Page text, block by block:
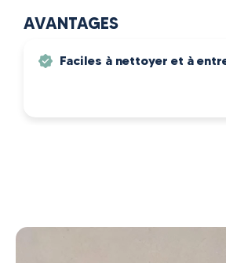
AVANTAGES
Faciles à nettoyer et à